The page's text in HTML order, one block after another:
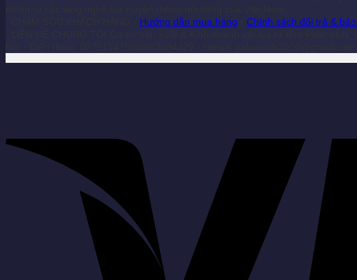
Hướng dẫn mua hàng Chính sách đổi trả &